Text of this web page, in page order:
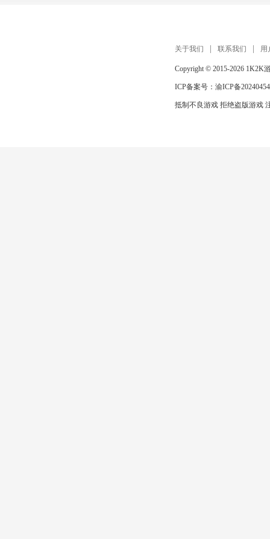
关于我们 联系我们 用
Copyright © 2015-2026 1K2K
ICP备案号： 渝ICP备
抵制不良游戏 拒绝盗版游戏